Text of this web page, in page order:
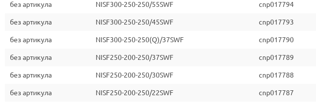
без артикула NISF300-250-250/55SWF cnp017794
без артикула NISF300-250-250/45SWF cnp017793
без артикула NISF300-250-250(Q)/37SWF cnp017790
без артикула NISF250-200-250/37SWF cnp017789
без артикула NISF250-200-250/30SWF cnp017788
без артикула NISF250-200-250/22SWF cnp017787